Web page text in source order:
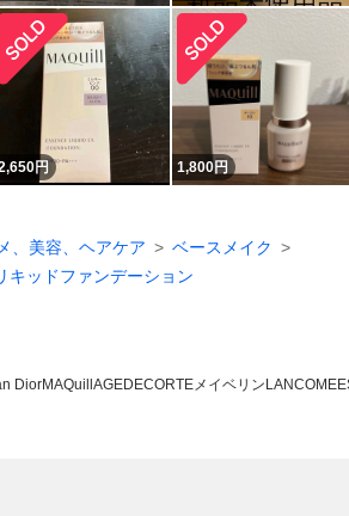
円 1,800円
、美容、ヘアケア
ベースメイク
キッドファンデーション
DiorMAQuillAGEDECORTEメイベリン LANCOME